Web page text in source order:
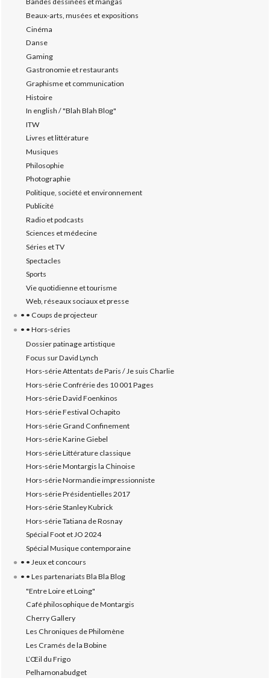
Beaux-arts, musées et expositions
Cinéma
Danse
Gaming
Gastronomie et restaurants
Graphisme et communication
Histoire
In english / "Blah Blah Blog"
ITW
Livres et littérature
Musiques
Philosophie
Photographie
Politique, société et environnement
Publicité
Radio et podcasts
Sciences et médecine
Séries et TV
Spectacles
Sports
Vie quotidienne et tourisme
Web, réseaux sociaux et presse
• • Coups de projecteur
• • Hors-séries
Dossier patinage artistique
Focus sur David Lynch
Hors-série Attentats de Paris / Je suis Charlie
Hors-série Confrérie des 10 001 Pages
Hors-série David Foenkinos
Hors-série Festival Ochapito
Hors-série Grand Confinement
Hors-série Karine Giebel
Hors-série Littérature classique
Hors-série Montargis la Chinoise
Hors-série Normandie impressionniste
Hors-série Présidentielles 2017
Hors-série Stanley Kubrick
Hors-série Tatiana de Rosnay
Spécial Foot et JO 2024
Spécial Musique contemporaine
• • Jeux et concours
• • Les partenariats Bla Bla Blog
"Entre Loire et Loing"
Café philosophique de Montargis
Cherry Gallery
Les Chroniques de Philomène
Les Cramés de la Bobine
L’‎Œil du Frigo
Pelhamonabudget